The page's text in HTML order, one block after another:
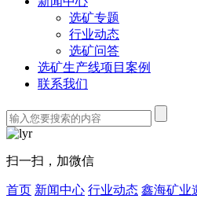
选矿专题
行业动态
选矿问答
选矿生产线项目案例
联系我们
扫一扫，加微信
首页 新闻中心 行业动态 鑫海矿业